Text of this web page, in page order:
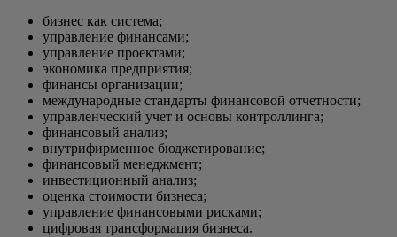
бизнес как система;
управление финансами;
управление проектами;
экономика предприятия;
финансы организации;
международные стандарты финансовой отчетности;
управленческий учет и основы контроллинга;
финансовый анализ;
внутрифирменное бюджетирование;
финансовый менеджмент;
инвестиционный анализ;
оценка стоимости бизнеса;
управление финансовыми рисками;
цифровая трансформация бизнеса.